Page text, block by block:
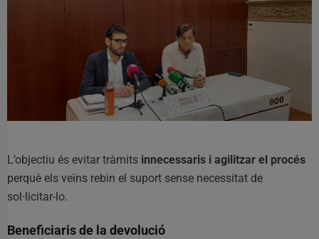
L’objectiu és evitar tràmits innecessaris i agilitzar el procés
perquè els veïns rebin el suport sense necessitat de
sol·licitar-lo.
Beneficiaris de la devolució